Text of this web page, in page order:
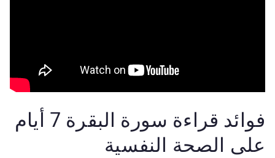
فوائد قراءة سورة البقرة 7 أيام
على الصحة النفسية